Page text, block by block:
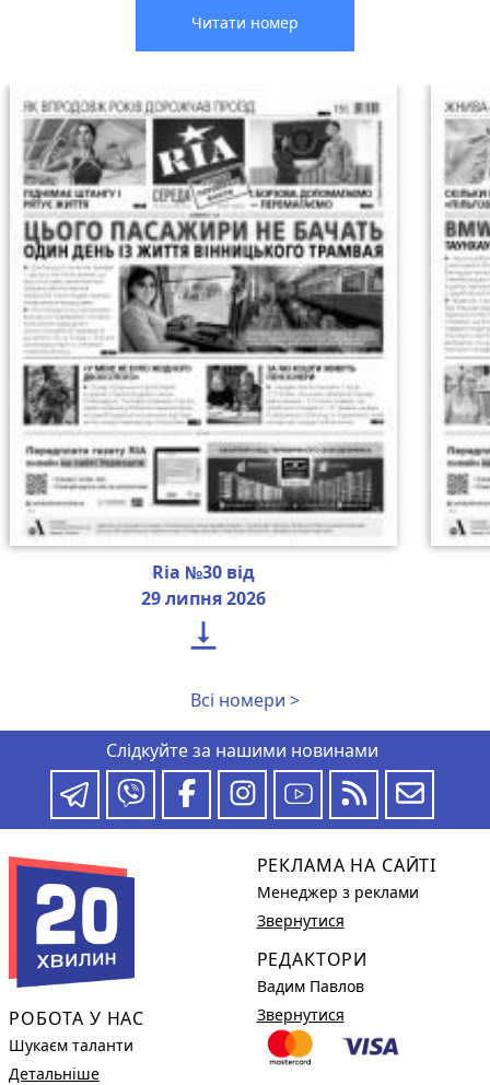
Читати номер
Ria №30 від
29 липня 2026

Всі номери >
Слідкуйте за нашими новинами
РОБОТА У НАС
Шукаєм таланти
Детальніше
РЕКЛАМА НА САЙТІ
Менеджер з реклами
Звернутися
РЕДАКТОРИ
Вадим Павлов
Звернутися